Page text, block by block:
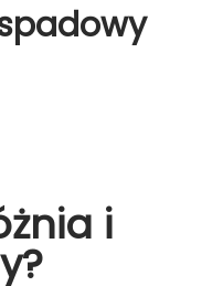
i